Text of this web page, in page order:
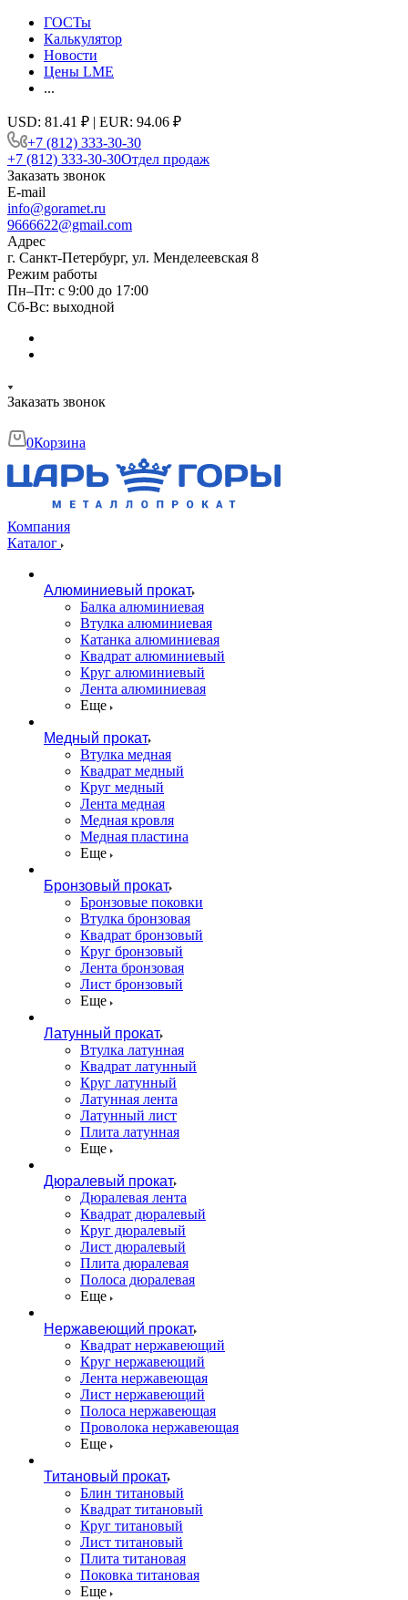
ГОСТы
Калькулятор
Новости
Цены LME
...
USD: 81.41 ₽ | EUR: 94.06 ₽
+7 (812) 333-30-30
+7 (812) 333-30-30Отдел продаж
Заказать звонок
E-mail
info@goramet.ru
9666622@gmail.com
Адрес
г. Санкт-Петербург, ул. Менделеевская 8
Режим работы
Пн–Пт: с 9:00 до 17:00
Сб-Вс: выходной
Заказать звонок
0Корзина
Компания
Каталог
Алюминиевый прокат
Балка алюминиевая
Втулка алюминиевая
Катанка алюминиевая
Квадрат алюминиевый
Круг алюминиевый
Лента алюминиевая
Еще
Медный прокат
Втулка медная
Квадрат медный
Круг медный
Лента медная
Медная кровля
Медная пластина
Еще
Бронзовый прокат
Бронзовые поковки
Втулка бронзовая
Квадрат бронзовый
Круг бронзовый
Лента бронзовая
Лист бронзовый
Еще
Латунный прокат
Втулка латунная
Квадрат латунный
Круг латунный
Латунная лента
Латунный лист
Плита латунная
Еще
Дюралевый прокат
Дюралевая лента
Квадрат дюралевый
Круг дюралевый
Лист дюралевый
Плита дюралевая
Полоса дюралевая
Еще
Нержавеющий прокат
Квадрат нержавеющий
Круг нержавеющий
Лента нержавеющая
Лист нержавеющий
Полоса нержавеющая
Проволока нержавеющая
Еще
Титановый прокат
Блин титановый
Квадрат титановый
Круг титановый
Лист титановый
Плита титановая
Поковка титановая
Еще